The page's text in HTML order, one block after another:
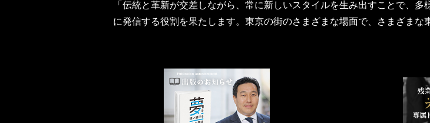
「伝統と革新が交差しながら、常に新しいスタイルを生み出すことで、
に発信する役割を果たします。東京の街のさまざまな場面で、さまざまな